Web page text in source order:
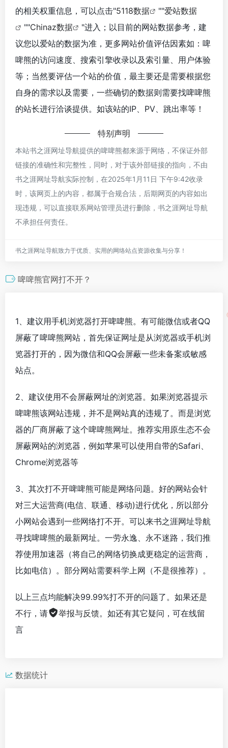
的相关权重信息，可以点击"5118数据 ""爱站数据
""Chinaz数据
"进入；以目前的网站数据参考，建
议您以爱站的数据为准，更多网站价值评估因素如：啤
啤熊的访问速度、搜索引擎收录以及索引量、用户体验
等；当然要评估一个站的价值，最主要还是需要根据您
自身的需求以及需要，一些确切的数据则需要找啤啤熊
的站长进行洽谈提供。如该站的IP、PV、跳出率等！
特别声明
本站书之涯网址导航提供的啤啤熊都来源于网络，不保证外部
链接的准确性和完整性，同时，对于该外部链接的指向，不由
书之涯网址导航实际控制，在2025年1月11日 下午9:42收录
时，该网页上的内容，都属于合规合法，后期网页的内容如出
现违规，可以直接联系网站管理员进行删除，书之涯网址导航
不承担任何责任。
书之涯网址导航致力于优质、实用的网络站点资源收集与分享！
啤啤熊官网打不开？
1、建议用手机浏览器打开啤啤熊。有可能微信或者QQ
屏蔽了啤啤熊网站，首先保证网址是从浏览器或手机浏
览器打开的，因为微信和QQ会屏蔽一些未备案或敏感
站点。
2、建议使用不会屏蔽网址的浏览器。如果浏览器提示
啤啤熊该网站违规，并不是网站真的违规了。而是浏览
器的厂商屏蔽了这个啤啤熊网址。推荐实用原生态不会
屏蔽网站的浏览器，例如苹果可以使用自带的Safari、
Chrome浏览器等
3、其次打不开啤啤熊可能是网络问题。好的网站会针
对三大运营商(电信、联通、移动)进行优化，所以部分
小网站会遇到一些网络打不开。可以来书之涯网址导航
寻找啤啤熊的最新网址。一劳永逸、永不迷路，我们推
荐使用加速器（将自己的网络切换成更稳定的运营商，
比如电信）。部分网站需要科学上网（不是很推荐）。
以上三点均能解决99.99%打不开的问题了。如果还是
不行，请
举报与反馈。如还有其它疑问，可在线留
言
数据统计